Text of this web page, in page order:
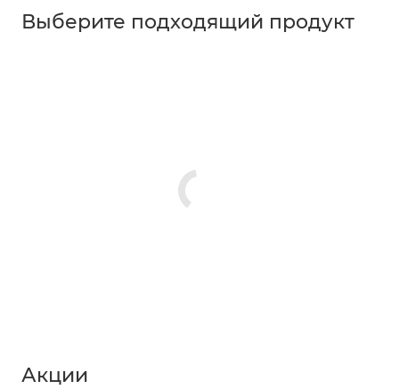
Выберите подходящий продукт
Акции